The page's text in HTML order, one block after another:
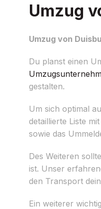
Umzug
Umzug von
Du planst einen
gestalten.
Um sich optimal
detaillierte Liste
sowie das
Des Weiteren
ist. Unser
den Transport
Ein weiterer